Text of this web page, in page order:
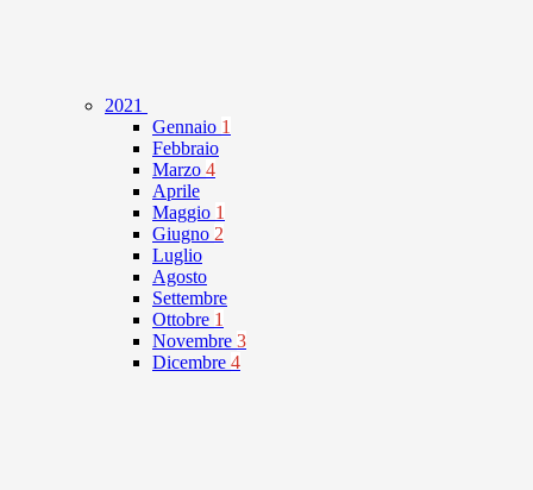
2021
Gennaio 1
Febbraio
Marzo 4
Aprile
Maggio 1
Giugno 2
Luglio
Agosto
Settembre
Ottobre 1
Novembre 3
Dicembre 4